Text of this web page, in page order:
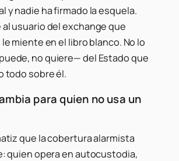
y nadie ha firmado la esquela.
usuario del exchange que
miente en el libro blanco. No lo
no quiere— del Estado que
todo sobre él.
para quien no usa un
que la cobertura alarmista
quien opera en autocustodia,